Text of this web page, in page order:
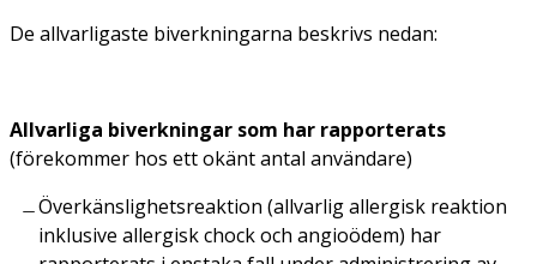
De allvarligaste biverkningarna beskrivs nedan:
Allvarliga biverkningar som har rapporterats
(förekommer hos ett okänt antal användare)
Överkänslighetsreaktion (allvarlig allergisk reaktion
inklusive allergisk chock och angioödem) har